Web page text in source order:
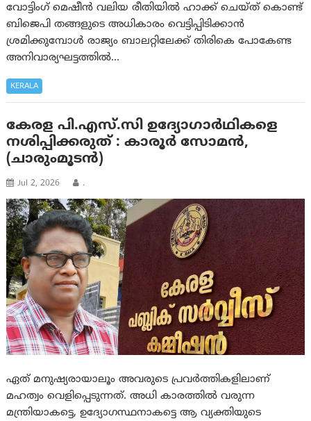
വോട്ടിംഗ് മെഷീൻ വലിയ രീതിയിൽ ഹാക്ക് ചെയ്ത് കൊണ്ട്
ബിജെപി തങ്ങളുടെ അധികാരം വെട്ടിപ്പിടിക്കാൻ
ശ്രമിക്കുമ്പോൾ രാജ്യം ബാലറ്റിലേക്ക് തിരികെ പോകേണ്ട
അനിവാര്യഘട്ടത്തിൽ…
KERALA
കേരള പി.എസ്.സി ഉദ്യോഗാർഥികളെ
നശിപ്പിക്കരുത് : കാരൂർ സോമൻ,
(ചാരുംമൂടൻ)
Jul 2, 2026 .
ഏത് മനുഷ്യരായാലൂം അവരുടെ പ്രവർത്തികളിലാണ്
മഹത്വം വെളിപ്പെടുന്നത്. അധി കാരത്തിൽ വരുന്ന
മന്ത്രിയാകട്ടെ, ഉദ്യോഗസ്ഥനാകട്ടെ ആ വ്യക്തിയുടെ